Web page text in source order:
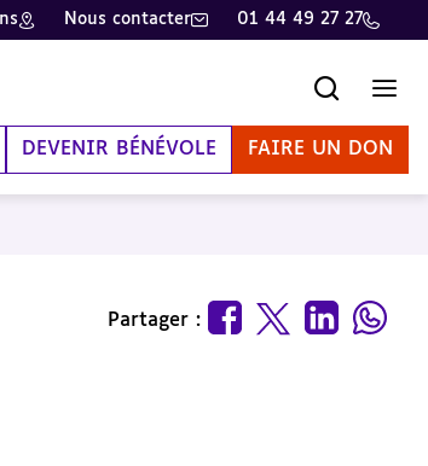
Nous contacter 01 44 49 27 27
DEVENIR BÉNÉVOLE FAIRE UN DON
Partager :